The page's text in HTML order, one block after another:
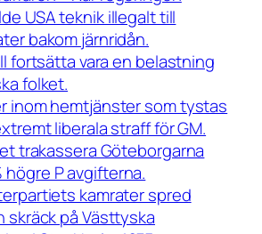
USA teknik illegalt till
bakom järnridån.
fortsätta vara en belastning
folket.
inom hemtjänster som tystas
liberala straff för GM.
trakassera Göteborgarna
högre P avgifterna.
kamrater spred
skräck på Västtyska